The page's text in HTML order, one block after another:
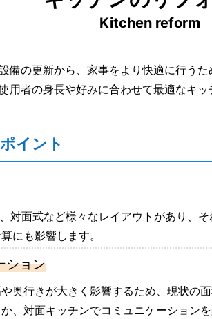
Kitchen reform
備の更新から、家事をより快適に行う
用者の身長や好みに合わせて最適なキッ
イント
対面式など様々なレイアウトがあり、
にも影響します。
ション
奥行きが大きく影響するため、現状の
、対面キッチンでコミュニケーション